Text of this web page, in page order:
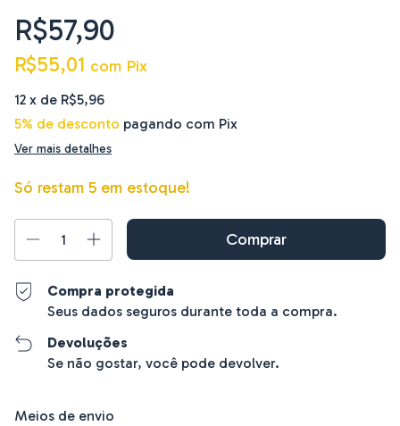
R$57,90
R$55,01 com Pix
12 x de R$5,96
5% de desconto pagando com Pix
Ver mais detalhes
Só restam 5 em estoque!
Compra protegida
Seus dados seguros durante toda a compra.
Devoluções
Se não gostar, você pode devolver.
Entregas para o CEP:
Meios de envio